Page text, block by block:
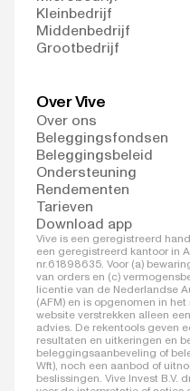
Kleinbedrijf
Middenbedrijf
Grootbedrijf
Over Vive
Over ons
Beleggingsfondsen
Beleggingsbeleid
Ondersteuning
Rendementen
Tarieven
Download app
Vive is een geregistreerd
een geregistreerd kantoor in
nr.61898635. Voor (a)
van orders en (c)
licentie van de Nederlandse
(AFM) en is opgenomen in
website verstrekken alleen
advies. De rekentools geven
resultaten en uitkeringen en
beleggingsaanbeveling of
Wft), noch een aanbod of
beslissingen. Vive Invest B.V.